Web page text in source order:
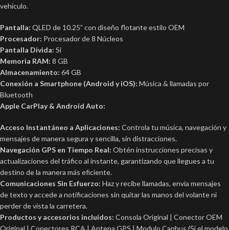
vehículo.
Pantalla: QLED de 10.25” con diseño flotante estilo OEM
Procesador: Procesador de 8 Núcleos
Pantalla Divida: Si
Memoria RAM: 8 GB
Almacenamiento: 64 GB
Conexión a Smartphone (Android y iOS): Música & llamadas por
Bluetooth
Apple CarPlay & Android Auto:
Acceso Instantáneo a Aplicaciones: Controla tu música, navegación y
mensajes de manera segura y sencilla, sin distracciones.
Navegación GPS en Tiempo Real: Obtén instrucciones precisas y
actualizaciones del tráfico al instante, garantizando que llegues a tu
destino de la manera más eficiente.
Comunicaciones Sin Esfuerzo: Haz y recibe llamadas, envía mensajes
de texto y accede a notificaciones sin quitar las manos del volante ni
perder de vista la carretera.
Productos y accesorios incluidos: Consola Original | Conector OEM